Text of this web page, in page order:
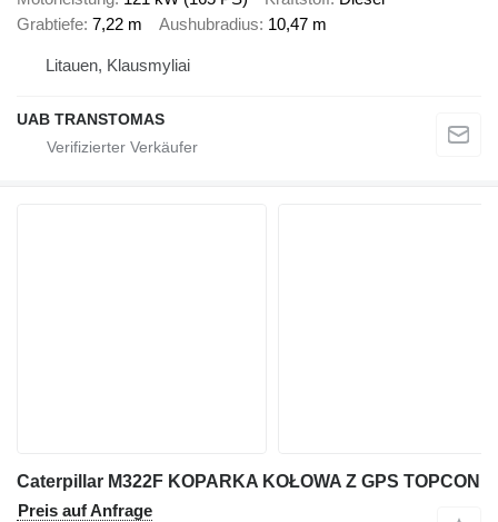
Grabtiefe 7,22 m Aushubradius 10,47 m
Litauen, Klausmyliai
UAB TRANSTOMAS
Caterpillar M322F KOPARKA KOŁOWA Z GPS TOPCON
Preis auf Anfrage